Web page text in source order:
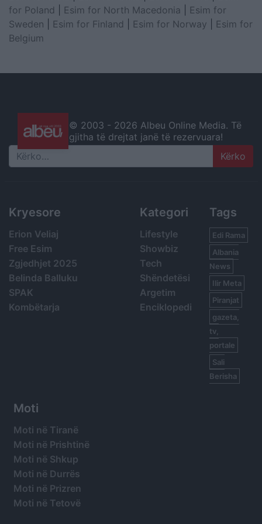
for Poland
Esim for North Macedonia
Esim for
Sweden
Esim for Finland Esim for Norway
Esim for
Belgium
© 2003 - 2026 Albeu Online Media. Të
gjitha të drejtat janë të rezervuara!
Search
Kryesore
Erion Veliaj
Free Esim
Zgjedhjet 2025
Belinda Balluku
SPAK
Kombëtarja
Kategori
Lifestyle
Showbiz
Tech
Shëndetësi
Argetim
Enciklopedi
Tags
Edi Rama
Albania
News
Ilir Meta
Piranjat
gazeta,
tv,
portale
Sali
Berisha
Moti
Moti në Tiranë
Moti në Prishtinë
Moti në Shkup
Moti në Durrës
Moti në Prizren
Moti në Tetovë